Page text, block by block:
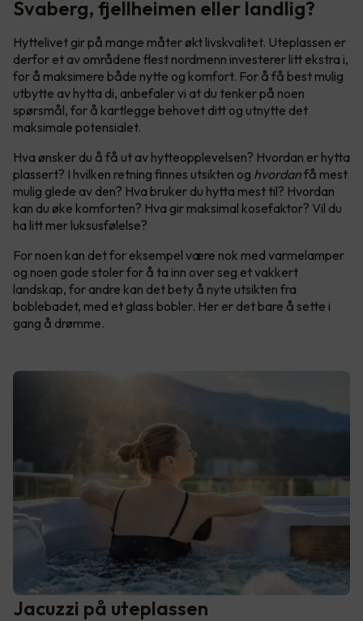
Svaberg, fjellheimen eller landlig?
Hyttelivet gir på mange måter økt livskvalitet. Uteplassen er
derfor et av områdene flest nordmenn investerer litt ekstra i,
for å maksimere både nytte og komfort. For å få best mulig
utbytte av hytta di, anbefaler vi at du tenker på noen
spørsmål, for å kartlegge behovet ditt og utnytte det
maksimale potensialet.
Hva ønsker du å få ut av hytteopplevelsen? Hvordan er hytta
plassert? I hvilken retning finnes utsikten og hvordanfå mest
mulig glede av den? Hva bruker du hytta mest til? Hvordan
kan du øke komforten? Hva gir maksimal kosefaktor? Vil du
ha litt mer luksusfølelse?
For noen kan det for eksempel være nok med varmelamper
og noen gode stoler for å ta inn over seg et vakkert
landskap, for andre kan det bety å nyte utsikten fra
boblebadet, med et glass bobler. Her er det bare å sette i
gang å drømme.
Jacuzzi på uteplassen